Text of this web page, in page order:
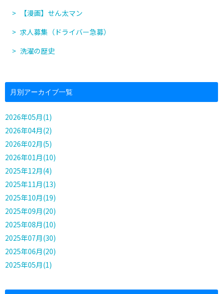
【漫画】せん太マン
求人募集（ドライバー急募）
洗濯の歴史
月別アーカイブ一覧
2026年05月(1)
2026年04月(2)
2026年02月(5)
2026年01月(10)
2025年12月(4)
2025年11月(13)
2025年10月(19)
2025年09月(20)
2025年08月(10)
2025年07月(30)
2025年06月(20)
2025年05月(1)